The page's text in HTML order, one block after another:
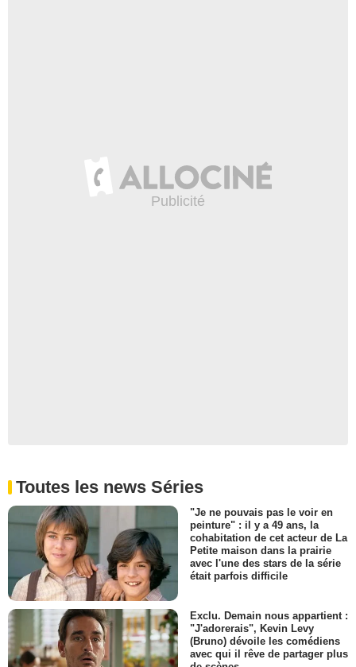
Toutes les news Séries
"Je ne pouvais pas le voir en
peinture" : il y a 49 ans, la
cohabitation de cet acteur de La
Petite maison dans la prairie
avec l'une des stars de la série
était parfois difficile
Exclu. Demain nous appartient :
"J'adorerais", Kevin Levy
(Bruno) dévoile les comédiens
avec qui il rêve de partager plus